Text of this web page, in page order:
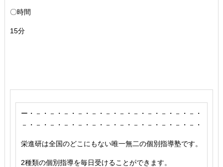
〇時間
15分
ー・－・－・－・－・－・－・－・－・－・－・－・－・
－・－・－・－・－・－・－・－・－・－・－・－・－・
栄進研は全国のどこにもない唯一無二の個別指導塾です。
2種類の個別指導を毎日受けることができます。